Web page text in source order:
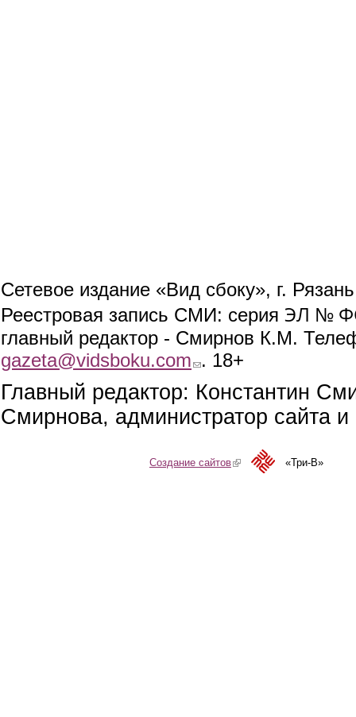
Сетевое издание «Вид сбоку», г.
Реестровая запись СМИ: серия ЭЛ №
главный редактор - Смирнов К.М.
gazeta@vidsboku.com (link sends e-mail)
. 18+
Главный редактор: Константин
Смирнова, администратор сайта
Создание сайтов(link is external)«Три-В»